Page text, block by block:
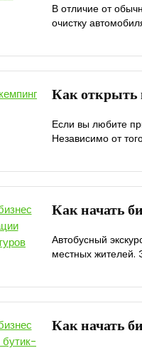
В отличие от
очистку
Как открыть
Если вы любите
Независимо от
Как начать
Автобусный
местных жителей.
Как начать